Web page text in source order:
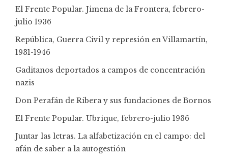
El Frente Popular. Jimena de la Frontera, febrero-
julio 1936
República, Guerra Civil y represión en Villamartín,
1931-1946
Gaditanos deportados a campos de concentración
nazis
Don Perafán de Ribera y sus fundaciones de Bornos
El Frente Popular. Ubrique, febrero-julio 1936
Juntar las letras. La alfabetización en el campo: del
afán de saber a la autogestión